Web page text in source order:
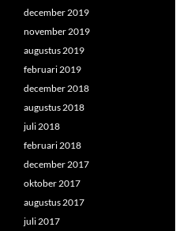
december 2019
november 2019
augustus 2019
februari 2019
december 2018
augustus 2018
juli 2018
februari 2018
december 2017
oktober 2017
augustus 2017
juli 2017